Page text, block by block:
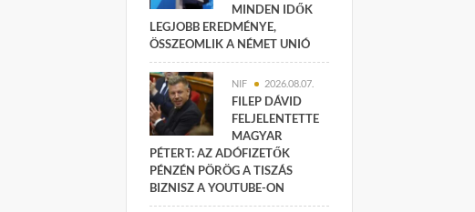
MINDEN IDŐK
LEGJOBB EREDMÉNYE,
ÖSSZEOMLIK A NÉMET UNIÓ
NIF 2026.08.07.
FILEP DÁVID
FELJELENTETTE
MAGYAR
PÉTERT: AZ ADÓFIZETŐK
PÉNZÉN PÖRÖG A TISZÁS
BIZNISZ A YOUTUBE-ON